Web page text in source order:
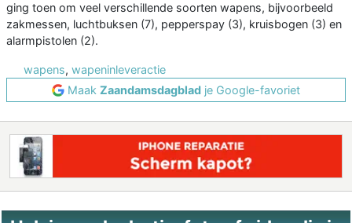
ging toen om veel verschillende soorten wapens, bijvoorbeeld
zakmessen, luchtbuksen (7), pepperspay (3), kruisbogen (3) en
alarmpistolen (2).
wapens, wapeninleveractie
Maak Zaandamsdagblad je Google-favoriet